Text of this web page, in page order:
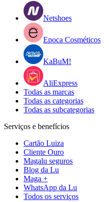
Netshoes
Epoca Cosméticos
KaBuM!
AliExpress
Todas as marcas
Todas as categorias
Todas as subcategorias
Serviços e benefícios
Cartão Luiza
Cliente Ouro
Magalu seguros
Blog da Lu
Maga +
WhatsApp da Lu
Todos os serviços